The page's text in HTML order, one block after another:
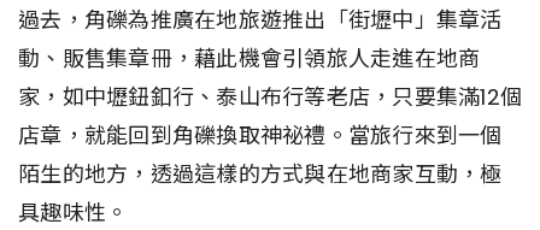
過去，角礫為推廣在地旅遊推出「街壢中」集章活
動、販售集章冊，藉此機會引領旅人走進在地商
家，如中壢鈕釦行、泰山布行等老店，只要集滿12個
店章，就能回到角礫換取神祕禮。當旅行來到一個
陌生的地方，透過這樣的方式與在地商家互動，極
具趣味性。